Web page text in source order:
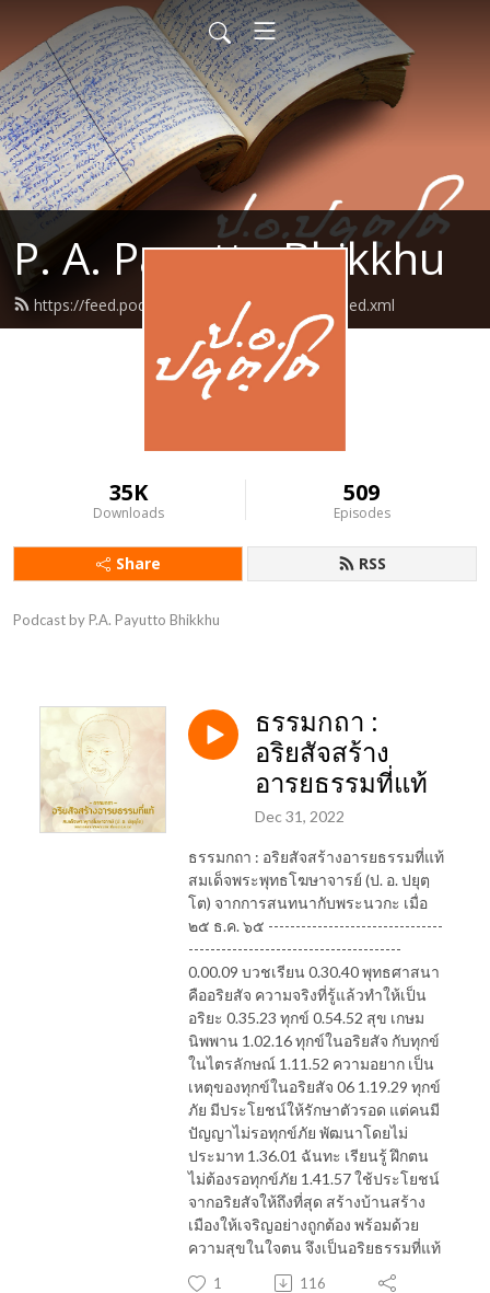
P. A. Payutto Bhikkhu
https://feed.podbean.com/papayutto2021/feed.xml
35K
Downloads
509
Episodes
Share RSS
Podcast by P.A. Payutto Bhikkhu
ธรรมกถา :
อริยสัจสร้าง
อารยธรรมที่แท้
Dec 31, 2022
ธรรมกถา : อริยสัจสร้างอารยธรรมที่แท้
สมเด็จพระพุทธโฆษาจารย์ (ป. อ. ปยุตฺ
โต) จากการสนทนากับพระนวกะ เมื่อ
๒๕ ธ.ค. ๖๕ --------------------------------
---------------------------------------
0.00.09 บวชเรียน 0.30.40 พุทธศาสนา
คืออริยสัจ ความจริงที่รู้แล้วทำให้เป็น
อริยะ 0.35.23 ทุกข์ 0.54.52 สุข เกษม
นิพพาน 1.02.16 ทุกข์ในอริยสัจ กับทุกข์
ในไตรลักษณ์ 1.11.52 ความอยาก เป็น
เหตุของทุกข์ในอริยสัจ 06 1.19.29 ทุกข์
ภัย มีประโยชน์ให้รักษาตัวรอด แต่คนมี
ปัญญาไม่รอทุกข์ภัย พัฒนาโดยไม่
ประมาท 1.36.01 ฉันทะ เรียนรู้ ฝึกตน
ไม่ต้องรอทุกข์ภัย 1.41.57 ใช้ประโยชน์
จากอริยสัจให้ถึงที่สุด สร้างบ้านสร้าง
เมืองให้เจริญอย่างถูกต้อง พร้อมด้วย
ความสุขในใจตน จึงเป็นอริยธรรมที่แท้
1 116